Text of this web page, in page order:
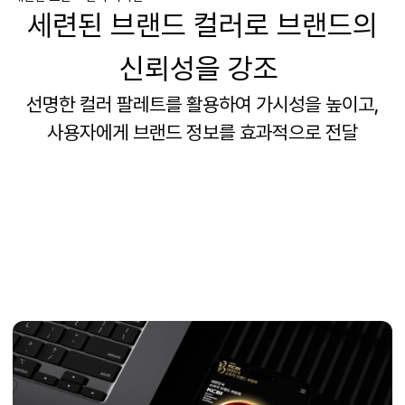
세련된 브랜드 컬러로 브랜드의
신뢰성을 강조
선명한 컬러 팔레트를 활용하여 가시성을 높이고,
사용자에게 브랜드 정보를 효과적으로 전달